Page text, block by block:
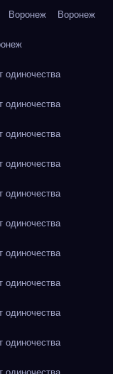
Воронеж Воронеж
одиночества
одиночества
одиночества
одиночества
одиночества
одиночества
одиночества
одиночества
одиночества
одиночества